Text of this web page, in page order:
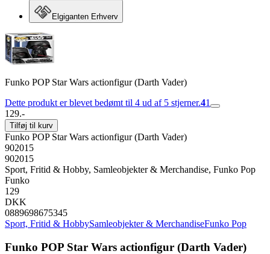
Elgiganten Erhverv
Funko POP Star Wars actionfigur (Darth Vader)
Dette produkt er blevet bedømt til 4 ud af 5 stjerner.41
129.-
Tilføj til kurv
Funko POP Star Wars actionfigur (Darth Vader)
902015
902015
Sport, Fritid & Hobby, Samleobjekter & Merchandise, Funko Pop
Funko
129
DKK
0889698675345
Sport, Fritid & HobbySamleobjekter & MerchandiseFunko Pop
Funko POP Star Wars actionfigur (Darth Vader)